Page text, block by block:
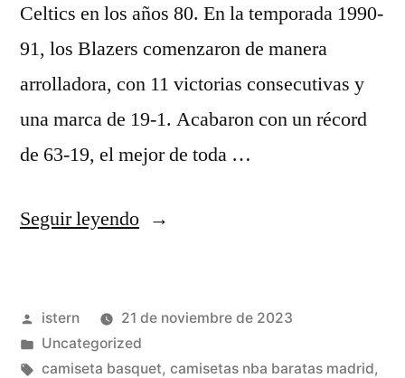
Celtics en los años 80. En la temporada 1990-
91, los Blazers comenzaron de manera
arrolladora, con 11 victorias consecutivas y
una marca de 19-1. Acabaron con un récord
de 63-19, el mejor de toda …
Seguir leyendo«camiseta
Publicado
por
istern
21 de noviembre de 2023
Publicado
en
Uncategorized
Etiquetas:
camiseta basquet, camisetas nba baratas madrid,